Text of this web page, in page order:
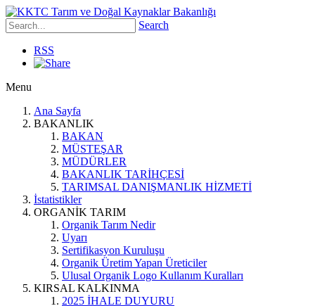
Search
RSS
Menu
Ana Sayfa
BAKANLIK
BAKAN
MÜSTEŞAR
MÜDÜRLER
BAKANLIK TARİHÇESİ
TARIMSAL DANIŞMANLIK HİZMETİ
İstatistikler
ORGANİK TARIM
Organik Tarım Nedir
Uyarı
Sertifikasyon Kuruluşu
Organik Üretim Yapan Üreticiler
Ulusal Organik Logo Kullanım Kuralları
KIRSAL KALKINMA
2025 İHALE DUYURU